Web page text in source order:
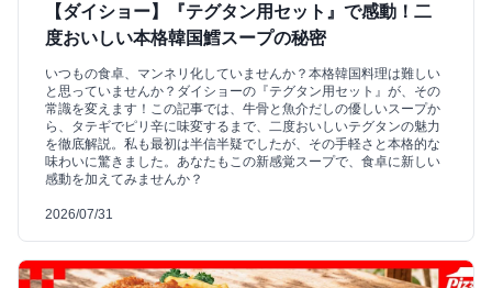
【ダイショー】『テグタン用セット』で感動！二
度おいしい本格韓国鱈スープの秘密
いつもの食卓、マンネリ化していませんか？本格韓国料理は難しい
と思っていませんか？ダイショーの『テグタン用セット』が、その
常識を変えます！この記事では、牛骨と魚介だしの優しいスープか
ら、タテギでピリ辛に味変するまで、二度おいしいテグタンの魅力
を徹底解説。私も最初は半信半疑でしたが、その手軽さと本格的な
味わいに驚きました。あなたもこの新感覚スープで、食卓に新しい
感動を加えてみませんか？
2026/07/31